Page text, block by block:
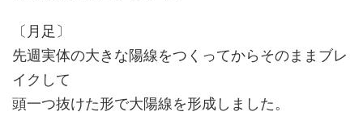
〔月足〕
先週実体の大きな陽線をつくってからそのままブレ
イクして
頭一つ抜けた形で大陽線を形成しました。